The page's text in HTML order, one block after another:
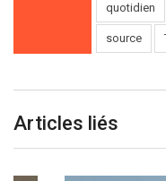
quotidien
source
Articles liés